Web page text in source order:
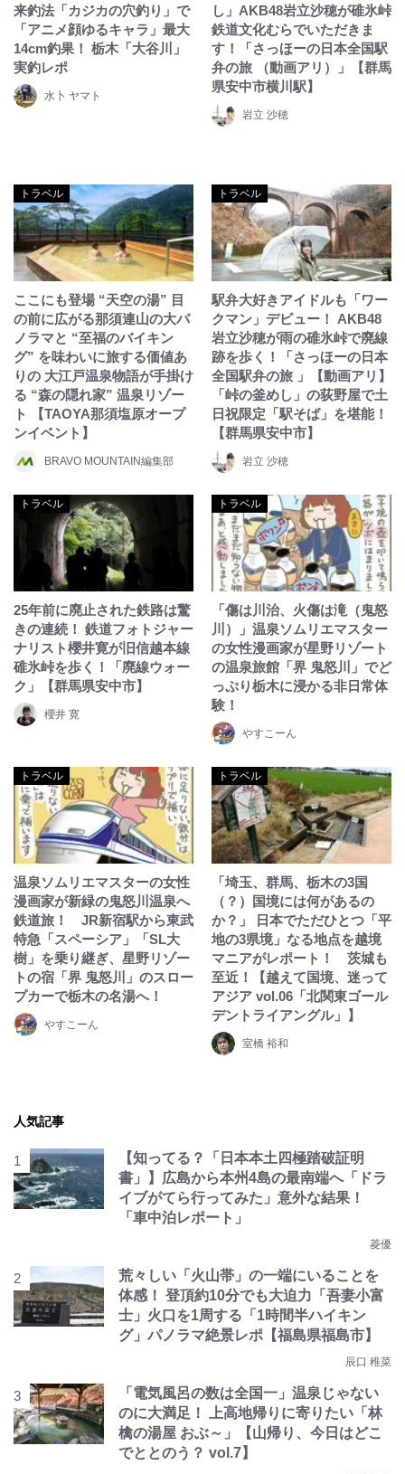
来釣法「カジカの穴釣り」で
「アニメ顔ゆるキャラ」最大
14cm釣果！ 栃木「大谷川」
実釣レポ
水卜 ヤマト
し」AKB48岩立沙穂が碓氷峠
鉄道文化むらでいただきま
す！「さっほーの日本全国駅
弁の旅 （動画アリ）」【群馬
県安中市横川駅】
岩立 沙穂
トラベル
ここにも登場 “天空の湯” 目
の前に広がる那須連山の大パ
ノラマと “至福のバイキン
グ” を味わいに旅する価値あ
りの 大江戸温泉物語が手掛け
る “森の隠れ家” 温泉リゾー
ト 【TAOYA那須塩原オープ
ンイベント】
BRAVO MOUNTAIN編集部
トラベル
駅弁大好きアイドルも「ワー
クマン」デビュー！ AKB48
岩立沙穂が雨の碓氷峠で廃線
跡を歩く！「さっほーの日本
全国駅弁の旅 」【動画アリ】
「峠の釜めし」の荻野屋で土
日祝限定「駅そば」を堪能！
【群馬県安中市】
岩立 沙穂
トラベル
25年前に廃止された鉄路は驚
きの連続！ 鉄道フォトジャー
ナリスト櫻井寛が旧信越本線
碓氷峠を歩く！「廃線ウォー
ク」【群馬県安中市】
櫻井 寛
トラベル
「傷は川治、火傷は滝（鬼怒
川）」温泉ソムリエマスター
の女性漫画家が星野リゾート
の温泉旅館「界 鬼怒川」でど
っぷり栃木に浸かる非日常体
験！
やすこーん
トラベル
温泉ソムリエマスターの女性
漫画家が新緑の鬼怒川温泉へ
鉄道旅！ JR新宿駅から東武
特急「スペーシア」「SL大
樹」を乗り継ぎ、星野リゾー
トの宿「界 鬼怒川」のスロー
プカーで栃木の名湯へ！
やすこーん
トラベル
「埼玉、群馬、栃木の3国
（？）国境には何があるの
か？」 日本でただひとつ「平
地の3県境」なる地点を越境
マニアがレポート！ 茨城も
至近！【越えて国境、迷って
アジア vol.06「北関東ゴール
デントライアングル」】
室橋 裕和
人気記事
【知ってる？「日本本土四極踏破証明
書」】広島から本州4島の最南端へ「ドラ
イブがてら行ってみた」意外な結果！
「車中泊レポート」
菱優
荒々しい「火山帯」の一端にいることを
体感！ 登頂約10分でも大迫力「吾妻小富
士」火口を1周する「1時間半ハイキン
グ」パノラマ絶景レポ【福島県福島市】
辰口 稚菜
「電気風呂の数は全国一」温泉じゃない
のに大満足！ 上高地帰りに寄りたい「林
檎の湯屋 おぶ～」【山帰り、今日はどこ
でととのう？ vol.7】